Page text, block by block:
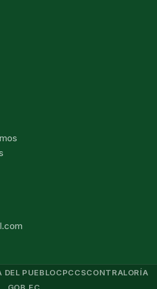
DEL PUEBLOCPCCSCONTRALORÍA